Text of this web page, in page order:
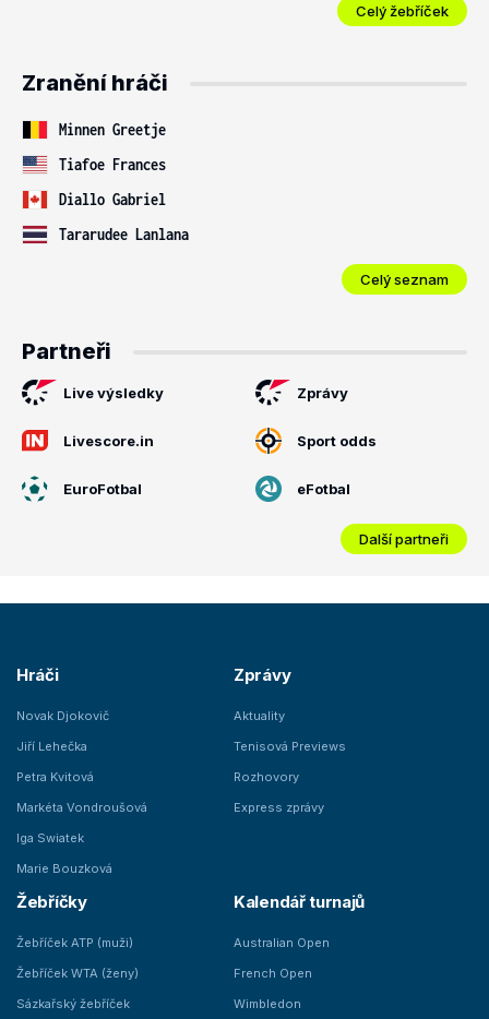
Celý žebříček
Zranění hráči
Minnen Greetje
Tiafoe Frances
Diallo Gabriel
Tararudee Lanlana
Celý seznam
Partneři
Live výsledky Zprávy
Livescore.in Sport odds
EuroFotbal eFotbal
Další partneři
Hráči
Novak Djokovič
Jiří Lehečka
Petra Kvitová
Markéta Vondroušová
Iga Swiatek
Marie Bouzková
Zprávy
Aktuality
Tenisová Previews
Rozhovory
Express zprávy
Žebříčky
Žebříček ATP (muži)
Žebříček WTA (ženy)
Sázkařský žebříček
Kalendář turnajů
Australian Open
French Open
Wimbledon